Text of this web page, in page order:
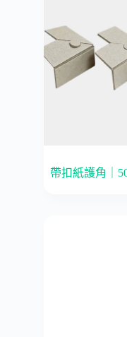
帶扣紙護角｜